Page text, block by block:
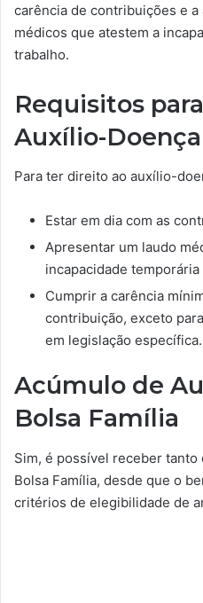
carência de contribuições e
médicos que atestem a
trabalho.
Requisitos
Auxílio-Doença
Para ter direito ao auxílio-
Estar em dia com as
Apresentar um laudo
incapacidade
Cumprir a carência
contribuição, exceto
em legislação específica.
Acúmulo de
Bolsa Família
Sim, é possível receber
Bolsa Família, desde que o
critérios de elegibilidade de